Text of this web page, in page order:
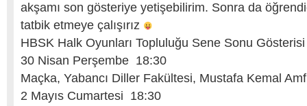
akşamı son gösteriye yetişebilirim. Sonra da
tatbik etmeye çalışırız
HBSK Halk Oyunları Topluluğu Sene Sonu Gösterisi
30 Nisan Perşembe 18:30
Maçka, Yabancı Diller Fakültesi, Mustafa Kemal
2 Mayıs Cumartesi 18:30